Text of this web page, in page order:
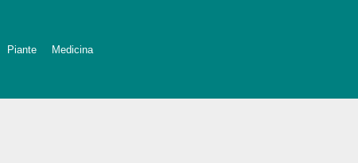
Piante Medicina